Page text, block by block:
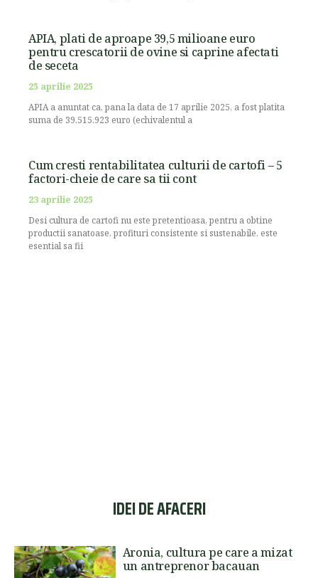
APIA, plati de aproape 39,5 milioane euro
pentru crescatorii de ovine si caprine afectati
de seceta
25 aprilie 2025
APIA a anuntat ca, pana la data de 17 aprilie 2025, a fost platita
suma de 39.515.923 euro (echivalentul a
Cum cresti rentabilitatea culturii de cartofi – 5
factori-cheie de care sa tii cont
23 aprilie 2025
Desi cultura de cartofi nu este pretentioasa, pentru a obtine
productii sanatoase, profituri consistente si sustenabile, este
esential sa fii
IDEI DE AFACERI
Aronia, cultura pe care a mizat
un antreprenor bacauan